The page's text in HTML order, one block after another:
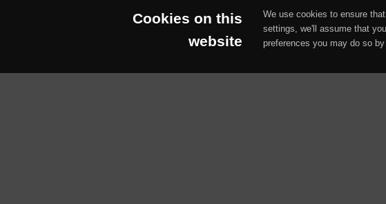
Cookies on this
website
We use cookies to ensure
settings, we'll assume that
preferences you may do so